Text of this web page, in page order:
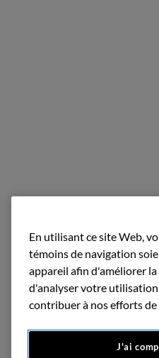
En utilisant ce site Web,
témoins de navigation
appareil afin d'améliorer
d'analyser votre
contribuer à nos efforts
J'ai